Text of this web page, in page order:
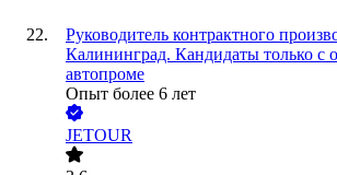
Руководитель контрактного
Калининград. Кандидаты только с
автопроме
Опыт более 6 лет
JETOUR